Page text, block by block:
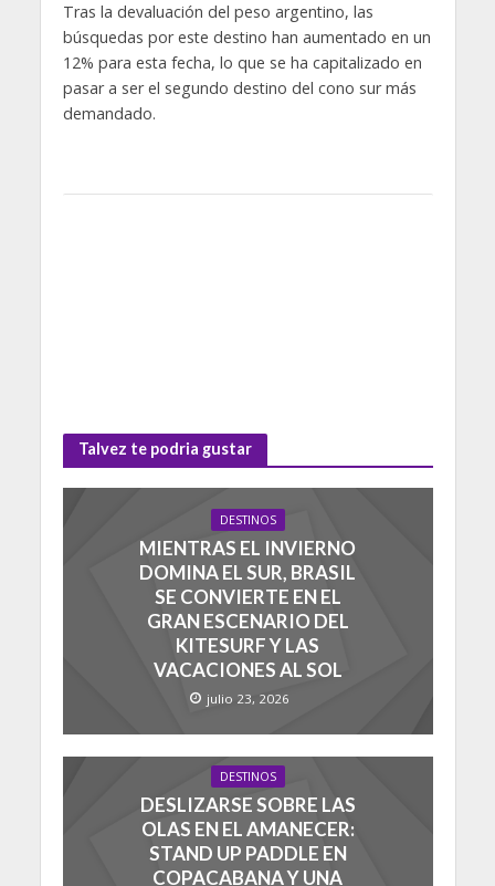
Tras la devaluación del peso argentino, las
búsquedas por este destino han aumentado en un
12% para esta fecha, lo que se ha capitalizado en
pasar a ser el segundo destino del cono sur más
demandado.
Talvez te podria gustar
DESTINOS
MIENTRAS EL INVIERNO
DOMINA EL SUR, BRASIL
SE CONVIERTE EN EL
GRAN ESCENARIO DEL
KITESURF Y LAS
VACACIONES AL SOL
julio 23, 2026
DESTINOS
DESLIZARSE SOBRE LAS
OLAS EN EL AMANECER:
STAND UP PADDLE EN
COPACABANA Y UNA